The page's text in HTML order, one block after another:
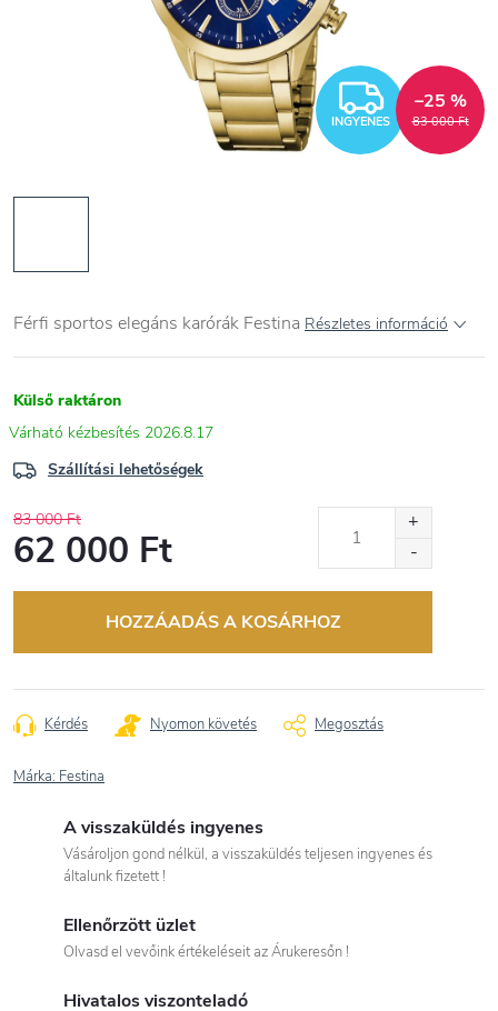
INGYENES 83 000 Ft
–25 %
Férfi sportos elegáns karórák Festina Részletes információ
Külső raktáron
2026.8.17
Szállítási lehetőségek
83 000 Ft
62 000 Ft
HOZZÁADÁS A KOSÁRHOZ
Kérdés Nyomon követés Megosztás
Márka: Festina
A visszaküldés ingyenes
Vásároljon gond nélkül, a visszaküldés teljesen ingyenes és
általunk fizetett !
Ellenőrzött üzlet
Olvasd el vevőink értékeléseit az Árukeresőn !
Hivatalos viszonteladó